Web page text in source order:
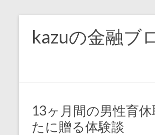
kazuの金融ブ
13ヶ月間の男性育
たに贈る体験談